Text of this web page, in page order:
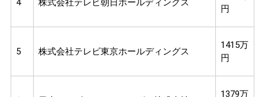
4 株式会社テレビ朝日ホールディングス
円
5 株式会社テレビ東京ホールディングス
1415万
円
1379万